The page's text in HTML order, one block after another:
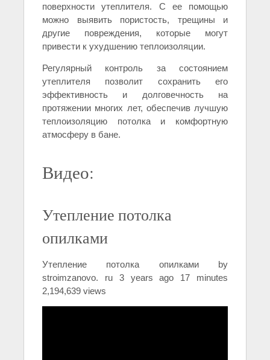
поверхности утеплителя. С ее помощью
можно выявить пористость, трещины и
другие повреждения, которые могут
привести к ухудшению теплоизоляции.
Регулярный контроль за состоянием
утеплителя позволит сохранить его
эффективность и долговечность на
протяжении многих лет, обеспечив лучшую
теплоизоляцию потолка и комфортную
атмосферу в бане.
Видео:
Утепление потолка
опилками
Утепление потолка опилками by
stroimzanovo. ru 3 years ago 17 minutes
2,194,639 views